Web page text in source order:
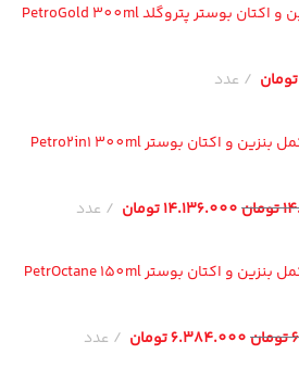
مکمل بنزین و اکتان بوستر پتروگلد PetroGold 300ml
عدد
24 عدد مکمل بنزین و اکتان بوستر Petro2in1 300ml
14.136.000تومان عدد
24 عدد مکمل بنزین و اکتان بوستر PetrOctane 150ml
6.384.000تومان عدد